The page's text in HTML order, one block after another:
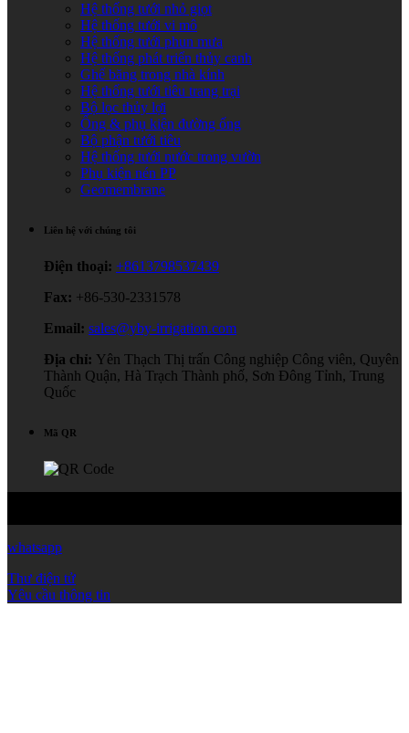
Hệ thống tưới nhỏ giọt
Hệ thống tưới vi mô
Hệ thống tưới phun mưa
Hệ thống phát triển thủy canh
Ghế băng trong nhà kính
Hệ thống tưới tiêu trang trại
Bộ lọc thủy lợi
Ống & phụ kiện đường ống
Bộ phận tưới tiêu
Hệ thống tưới nước trong vườn
Phụ kiện nén PP
Geomembrane
Liên hệ với chúng tôi
Điện thoại: +8613798537439
Fax: +86-530-2331578
Email: sales@yby-irrigation.com
Địa chỉ: Yên Thạch Thị trấn Công nghiệp Công viên, Quyên
Thành Quận, Hà Trạch Thành phố, Sơn Đông Tỉnh, Trung
Quốc
Mã QR
whatsapp
Thư điện tử
Yêu cầu thông tin